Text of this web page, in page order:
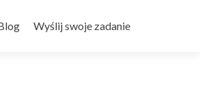
Wyślij swoje zadanie